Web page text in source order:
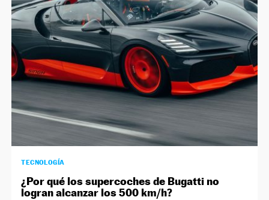
TECNOLOGÍA
¿Por qué los supercoches de Bugatti no
logran alcanzar los 500 km/h?